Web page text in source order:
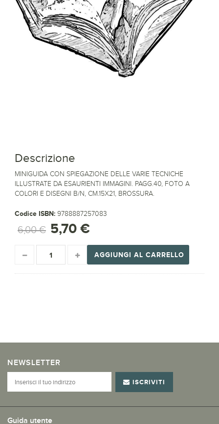
Descrizione
MINIGUIDA CON SPIEGAZIONE DELLE VARIE TECNICHE
ILLUSTRATE DA ESAURIENTI IMMAGINI. PAGG.40, FOTO A
COLORI E DISEGNI B/N, CM.15X21, BROSSURA.
Codice ISBN: 9788887257083
6,00 € 5,70 €
AGGIUNGI AL CARRELLO
NEWSLETTER
ISCRIVITI
Guida utente